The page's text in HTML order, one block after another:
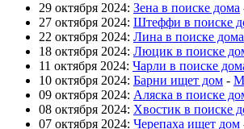
29 октября 2024: Зена в поиске дома
27 октября 2024: Штеффи в поиске
22 октября 2024: Лина в поиске дома
18 октября 2024: Люцик в поиске
11 октября 2024: Чарли в поиске
10 октября 2024: Барни ищет дом -
09 октября 2024: Аляска в поиске
08 октября 2024: Хвостик в поиске
07 октября 2024: Черепаха ищет дом